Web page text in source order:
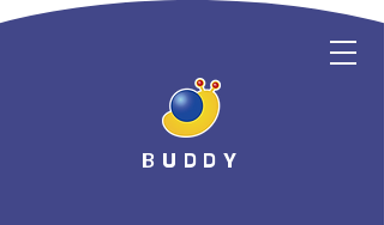
BUDDY